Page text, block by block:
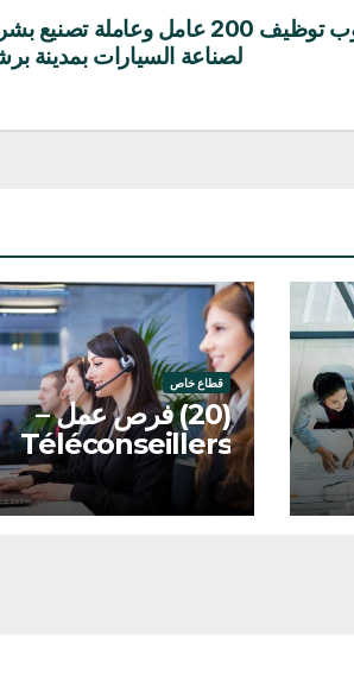
مطلوب توظيف 200 عامل وعاملة تصنيع
لصناعة السيارات بمدينة
قطاع خاص
(20) فرص عمل –
Téléconseillers
بمراكش